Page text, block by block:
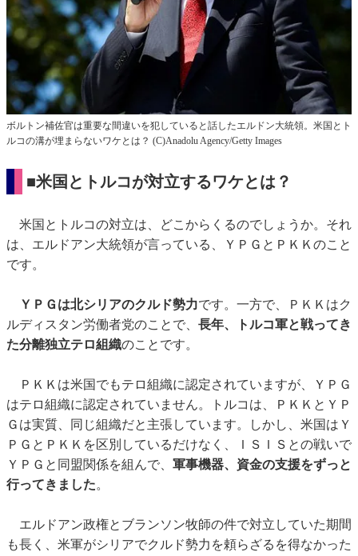
ボルトン補佐官は重要な間違いを犯していると話したエルドン大統領。米国とト
ルコの溝が埋まらないワケとは？ (C)Anadolu Agency/Getty Images
■米国とトルコが対立するワケとは？
米国とトルコの対立は、どこからくるのでしょうか。それ
は、エルドアン大統領が言っている、ＹＰＧとＰＫＫのこと
です。
ＹＰＧは北シリアのクルド勢力です。一方で、ＰＫＫはク
ルディスタン労働者党のことで、 長年、トルコ軍と戦ってき
た分離独立テロ組織のことです。
ＰＫＫは米国でもテロ組織に認定されていますが、ＹＰＧ
はテロ組織に認定されていません。トルコは、ＰＫＫとＹＰ
Ｇは実質、同じ組織だと主張しています。しかし、米国はＹ
ＰＧとＰＫＫを区別しているだけなく、ＩＳＩＳとの戦いで
ＹＰＧと同盟関係を組んで、 軍事機器、資金の支援をずっと
行ってきました。
エルドアン政権とブランソン牧師の件で対立していた期間
も長く、米軍がシリアでクルド勢力を頼らざるを得なかった